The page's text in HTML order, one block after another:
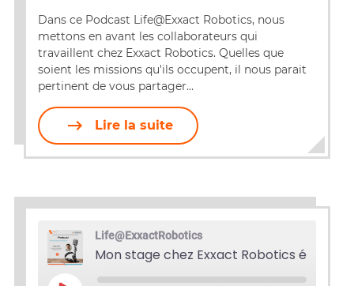
EMBED
Dans ce Podcast Life@Exxact Robotics, nous
mettons en avant les collaborateurs qui
travaillent chez Exxact Robotics. Quelles que
soient les missions qu'ils occupent, il nous parait
pertinent de vous partager…
Lire la suite
Life@ExxactRobotics